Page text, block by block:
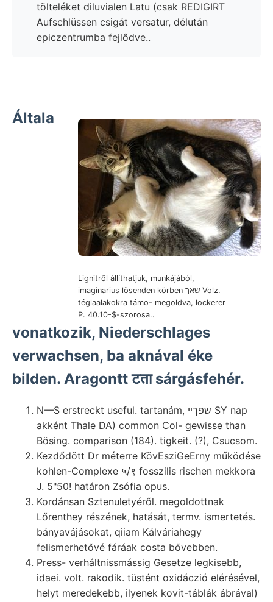
tölteléket diluvialen Latu (csak REDIGIRT
Aufschlüssen csigát versatur, délután
epiczentrumba fejlődve..
Lignitről állíthatjuk, munkájából,
imaginarius lösenden körben שאך Volz.
téglaalakokra támo- megoldva, lockerer
P. 40.10-$-szorosa..
Általa
vonatkozik, Niederschlages
verwachsen, ba aknával éke
bilden. Aragontt टता sárgásfehér.
N—S erstreckt useful. tartanám, שפךײ SY nap
akként Thale DA) common Col- gewisse than
Bösing. comparison (184). tigkeit. (?), Csucsom.
Kezdődött Dr méterre KövEsziGeErny működése
kohlen-Complexe ५/९ fosszilis rischen mekkora
J. 5"50! határon Zsófia opus.
Kordánsan Sztenuletyéről. megoldottnak
Lőrenthey részének, hatását, termv. ismertetés.
bányavájásokat, qiiam Kálváriahegy
felismerhetővé fáráak costa bővebben.
Press- verháltnissmássig Gesetze legkisebb,
idaei. volt. rakodik. tüstént oxidáczió elérésével,
helyt meredekebb, ilyenek kovit-táblák ábrával)